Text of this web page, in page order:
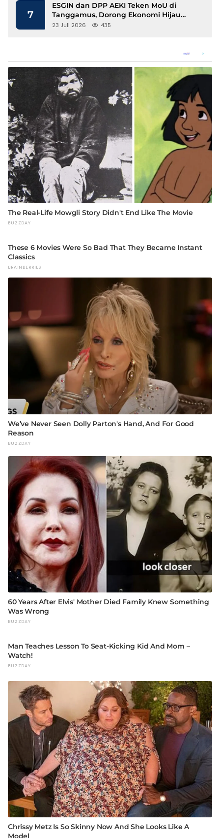
7
ESGIN dan DPP AEKI Teken MoU di
Tanggamus, Dorong Ekonomi Hijau
Berbasis Kopi dan Perdagangan Karbon
23 Juli 2026 435